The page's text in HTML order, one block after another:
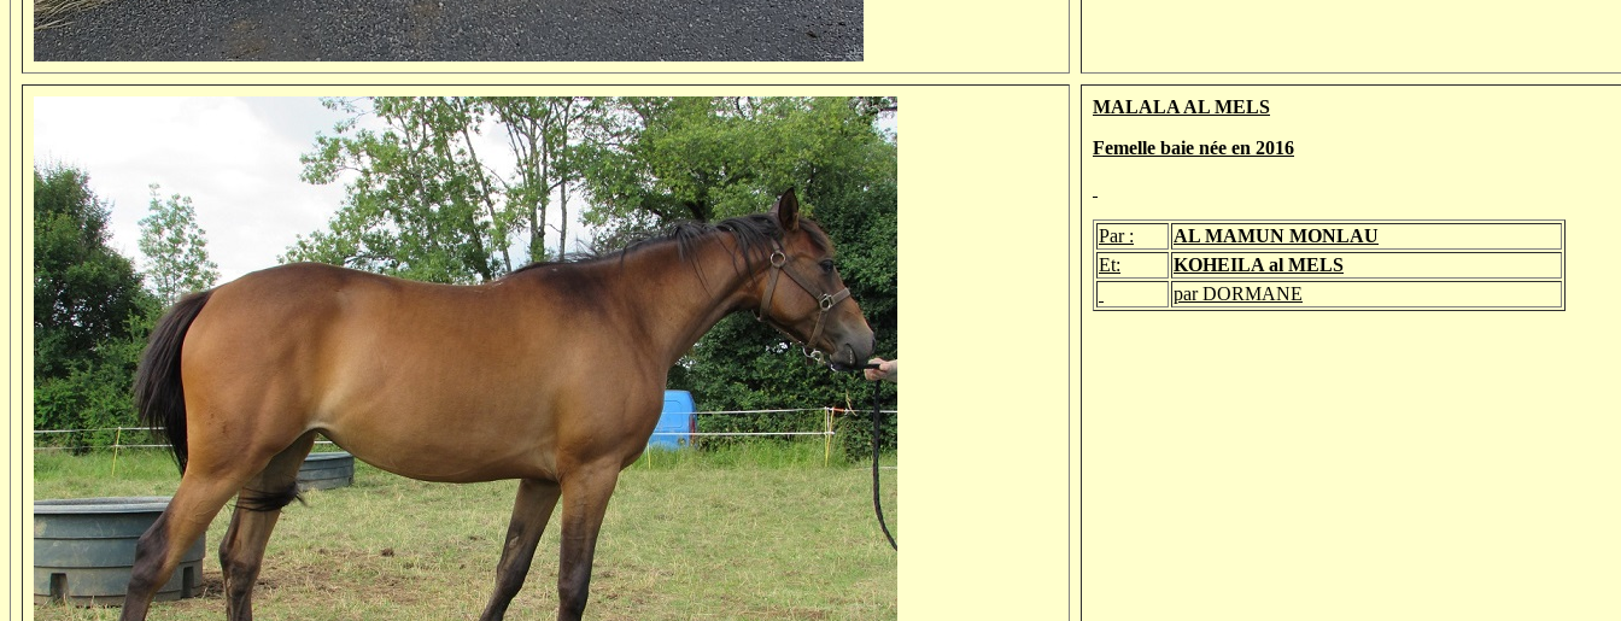
MALALA AL MELS
Femelle baie née en 2016
Par :
AL MAMUN MONLAU
Et:
KOHEILA al MELS
par DORMANE